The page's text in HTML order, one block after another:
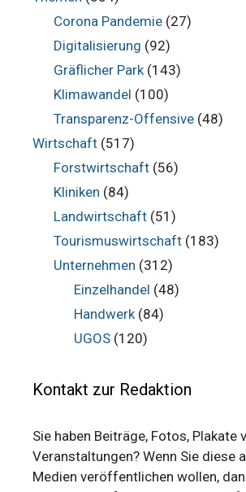
Corona Pandemie(27)
Digitalisierung (92)
Gräflicher Park(143)
Klimawandel (100)
Transparenz-Offensive(48)
Wirtschaft (517)
Forstwirtschaft(56)
Kliniken (84)
Landwirtschaft(51)
Tourismuswirtschaft(183)
Unternehmen (312)
Einzelhandel (48)
Handwerk(84)
UGOS (120)
Kontakt zur Redaktion
Sie haben Beiträge, Fotos, Plakate
Veranstaltungen? Wenn Sie diese
Medien veröffentlichen wollen,